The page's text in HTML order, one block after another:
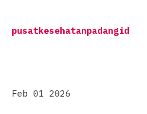
contentpusatkesehatanpadangid
Feb 01 2026